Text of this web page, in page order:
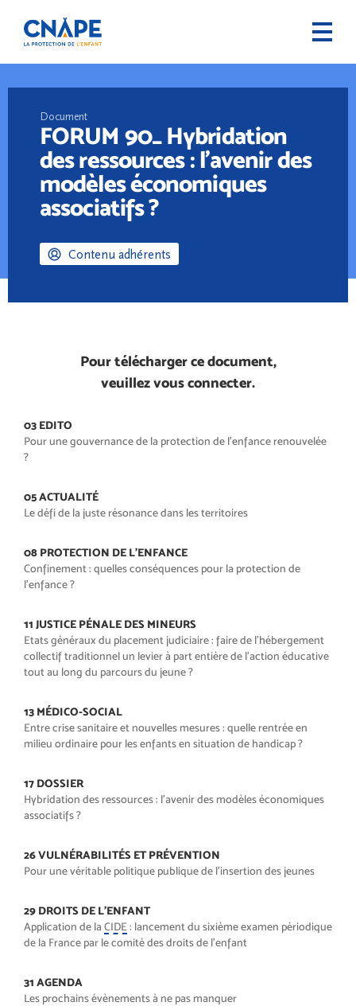
Document
FORUM 90_ Hybridation
des ressources : l’avenir des
modèles économiques
associatifs ?
Contenu adhérents
Pour télécharger ce document,
veuillez vous connecter.
03 EDITO
Pour une gouvernance de la protection de l’enfance renouvelée
?
05 ACTUALITÉ
Le défi de la juste résonance dans les territoires
08 PROTECTION DE L’ENFANCE
Confinement : quelles conséquences pour la protection de
l’enfance ?
11 JUSTICE PÉNALE DES MINEURS
Etats généraux du placement judiciaire : faire de l’hébergement
collectif traditionnel un levier à part entière de l’action éducative
tout au long du parcours du jeune ?
13 MÉDICO-SOCIAL
Entre crise sanitaire et nouvelles mesures : quelle rentrée en
milieu ordinaire pour les enfants en situation de handicap ?
17 DOSSIER
Hybridation des ressources : l’avenir des modèles économiques
associatifs ?
26 VULNÉRABILITÉS ET PRÉVENTION
Pour une véritable politique publique de l’insertion des jeunes
29 DROITS DE L’ENFANT
Application de la CIDE : lancement du sixième examen périodique
de la France par le comité des droits de l’enfant
31 AGENDA
Les prochains évènements à ne pas manquer